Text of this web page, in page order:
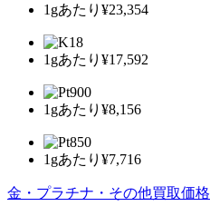
1gあたり ¥23,354
1gあたり ¥17,592
1gあたり ¥8,156
1gあたり ¥7,716
金・プラチナ・その他買取価格